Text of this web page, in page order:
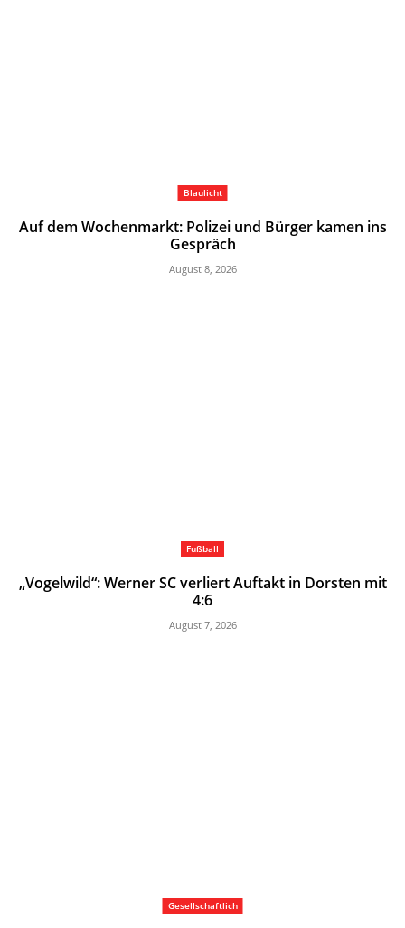
Blaulicht
Auf dem Wochenmarkt: Polizei und Bürger kamen ins
Gespräch
August 8, 2026
Fußball
„Vogelwild“: Werner SC verliert Auftakt in Dorsten mit
4:6
August 7, 2026
Gesellschaftlich